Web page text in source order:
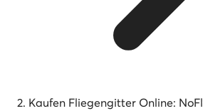
Kaufen Fliegengitter Online: